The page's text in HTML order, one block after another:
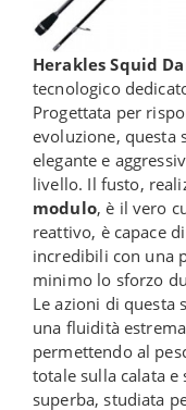
Herakles Squid
tecnologico
Progettata per
evoluzione, questa
elegante e
livello. Il fusto,
modulo, è il vero
reattivo, è capace
incredibili con una
minimo lo sforzo
Le azioni di questa
una fluidità
permettendo al
totale sulla calata
superba, studiata